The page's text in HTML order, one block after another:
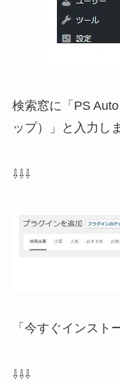
検索窓に「PS
ップ）」と入力し
⇩⇩⇩
「今すぐインスト
⇩⇩⇩